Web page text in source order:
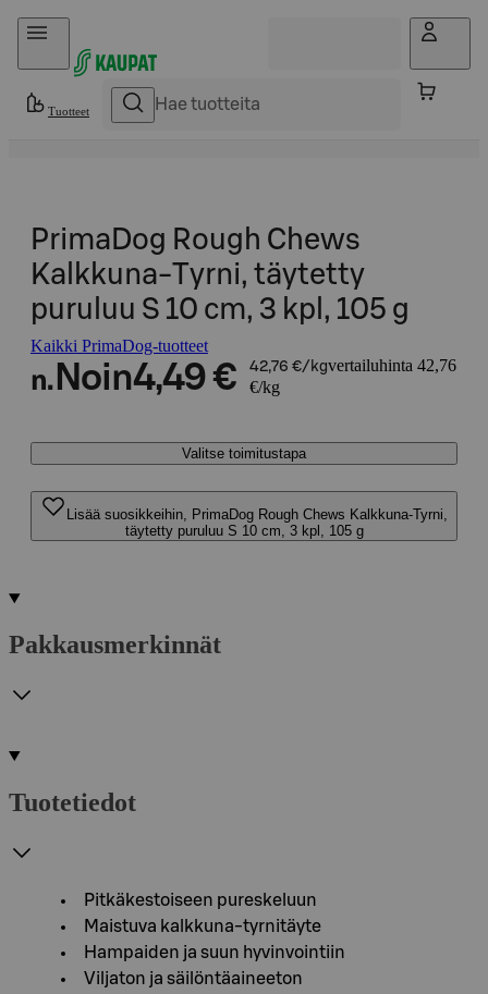
Hyppää sisältöön
Tuotteet
PrimaDog Rough Chews
Kalkkuna-Tyrni, täytetty
puruluu S 10 cm, 3 kpl, 105 g
Kaikki PrimaDog-tuotteet
n. Noin4,49 € 42,76 €/kgvertailuhinta 42,76
€/kg
Valitse toimitustapa
Lisää suosikkeihin, PrimaDog Rough Chews Kalkkuna-Tyrni,
täytetty puruluu S 10 cm, 3 kpl, 105 g
Pakkausmerkinnät
Tuotetiedot
Pitkäkestoiseen pureskeluun
Maistuva kalkkuna-tyrnitäyte
Hampaiden ja suun hyvinvointiin
Viljaton ja säilöntäaineeton